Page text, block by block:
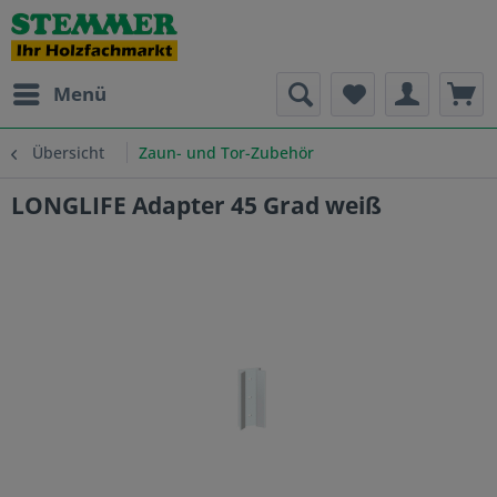
Menü
Übersicht Zaun- und Tor-Zubehör
LONGLIFE Adapter 45 Grad weiß